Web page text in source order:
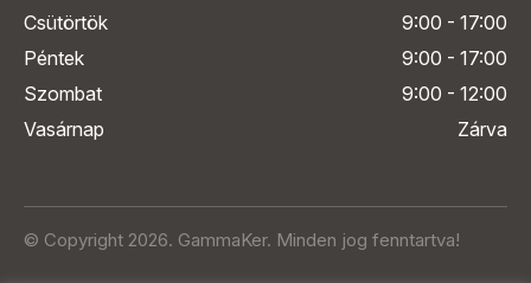
Csütörtök
9:00 - 17:00
Péntek
9:00 - 17:00
Szombat
9:00 - 12:00
Vasárnap
Zárva
© Copyright 2026. GammaKer. Minden jog fenntartva!